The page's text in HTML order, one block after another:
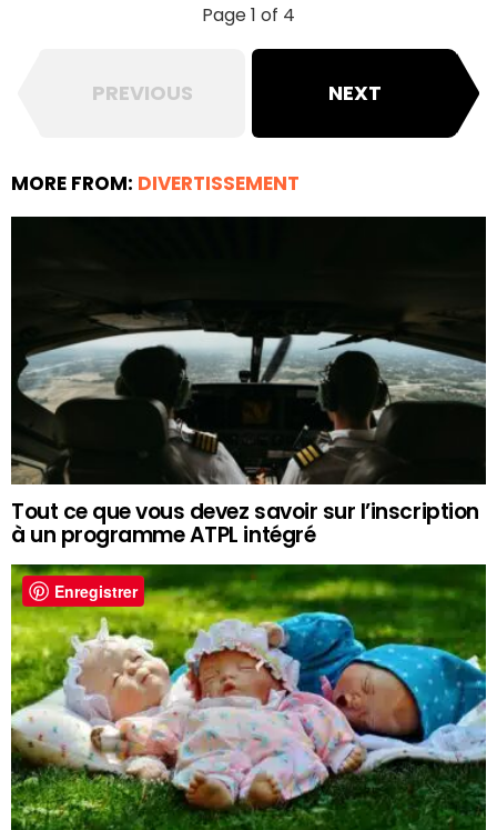
Page 1 of 4
PREVIOUS NEXT
MORE FROM: DIVERTISSEMENT
Tout ce que vous devez savoir sur l’inscription
à un programme ATPL intégré
Enregistrer